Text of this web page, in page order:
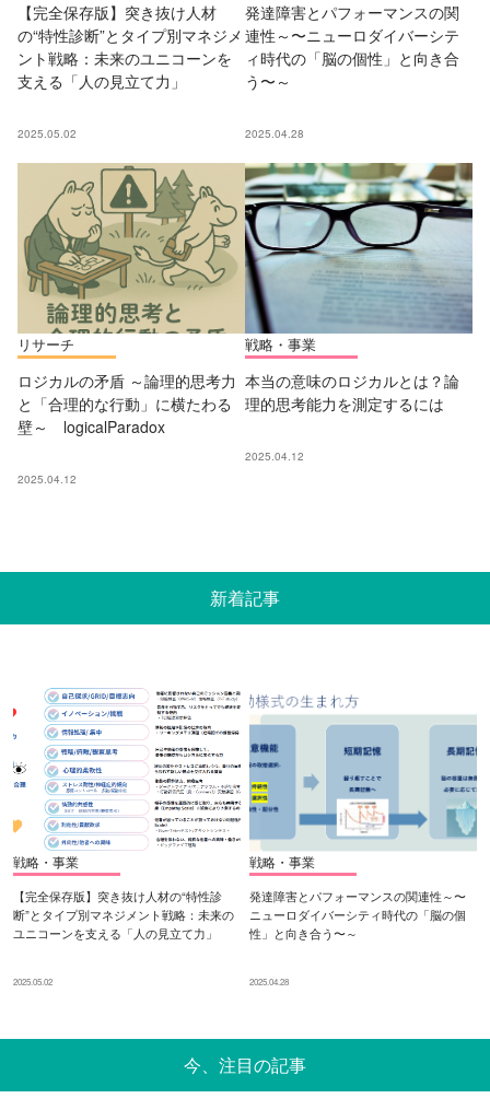
【完全保存版】突き抜け人材
の“特性診断”とタイプ別マネジメ
ント戦略：未来のユニコーンを
支える「人の見立て力」
2025.05.02
発達障害とパフォーマンスの関
連性～〜ニューロダイバーシテ
ィ時代の「脳の個性」と向き合
う〜～
2025.04.28
リサーチ
ロジカルの矛盾 ～論理的思考力
と「合理的な行動」に横たわる
壁～ logicalParadox
2025.04.12
戦略・事業
本当の意味のロジカルとは？論
理的思考能力を測定するには
2025.04.12
新着記事
戦略・事業
【完全保存版】突き抜け人材の“特性診
断”とタイプ別マネジメント戦略：未来の
ユニコーンを支える「人の見立て力」
2025.05.02
戦略・事業
発達障害とパフォーマンスの関連性～〜
ニューロダイバーシティ時代の「脳の個
性」と向き合う〜～
2025.04.28
今、注目の記事